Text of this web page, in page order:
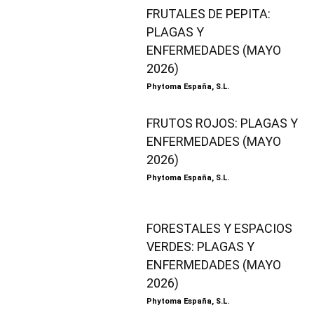
FRUTALES DE PEPITA:
PLAGAS Y
ENFERMEDADES (MAYO
2026)
Phytoma España, S.L.
FRUTOS ROJOS: PLAGAS Y
ENFERMEDADES (MAYO
2026)
Phytoma España, S.L.
FORESTALES Y ESPACIOS
VERDES: PLAGAS Y
ENFERMEDADES (MAYO
2026)
Phytoma España, S.L.